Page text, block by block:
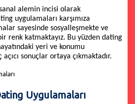
alemin incisi olarak
uygulamaları karşımıza
sayesinde sosyalleşmekte ve
renk katmaktayız. Bu yüzden dating
yeri ve konumu
sonuçlar ortaya çıkmaktadır.
Uygulamaları